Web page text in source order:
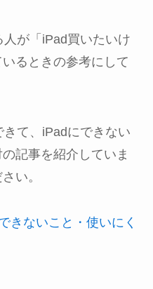
が「iPad買いたいけ
るときの参考にして
て、iPadにできない
記事を紹介していま
い。
きないこと・使いにく